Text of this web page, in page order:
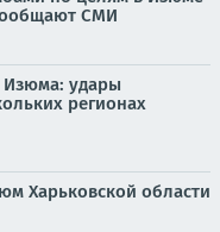
СМИ
Изюма: удары
регионах
Харьковской области